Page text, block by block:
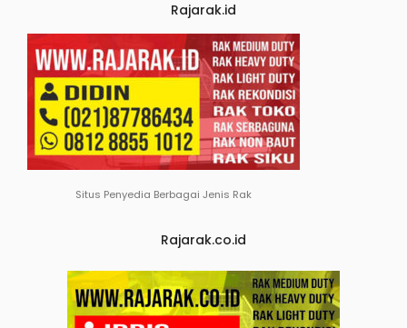
Rajarak.id
Situs Penyedia Berbagai Jenis Rak
Rajarak.co.id